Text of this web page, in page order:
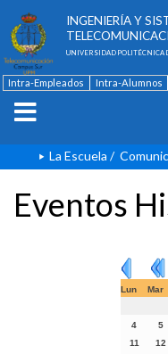
INGENIERÍA Y
UNIVERSIDAD POLITÉCNICA
Intra-Empleados Intra-Alumnos
La Escuela /
Eventos
Lun Mar
4
5
11
12